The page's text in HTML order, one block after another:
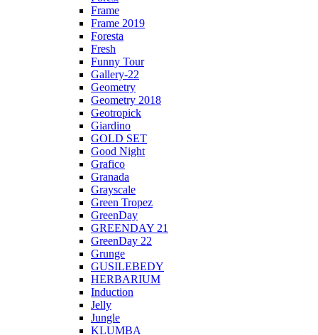
Frame
Frame 2019
Foresta
Fresh
Funny Tour
Gallery-22
Geometry
Geometry 2018
Geotropick
Giardino
GOLD SET
Good Night
Grafico
Granada
Grayscale
Green Tropez
GreenDay
GREENDAY 21
GreenDay 22
Grunge
GUSILEBEDY
HERBARIUM
Induction
Jelly
Jungle
KLUMBA